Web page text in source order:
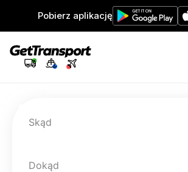
Pobierz aplikację
Skąd
Dokąd